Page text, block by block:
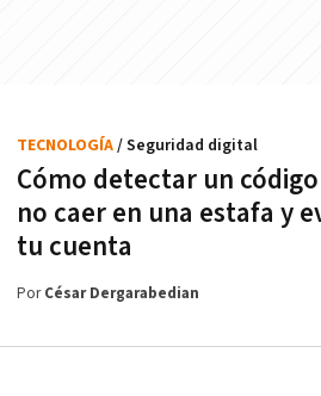
Cómo detectar un
no caer en una estafa y
tu cuenta
TECNOLOGÍA/ Seguridad digital
PorCésar Dergarabedian